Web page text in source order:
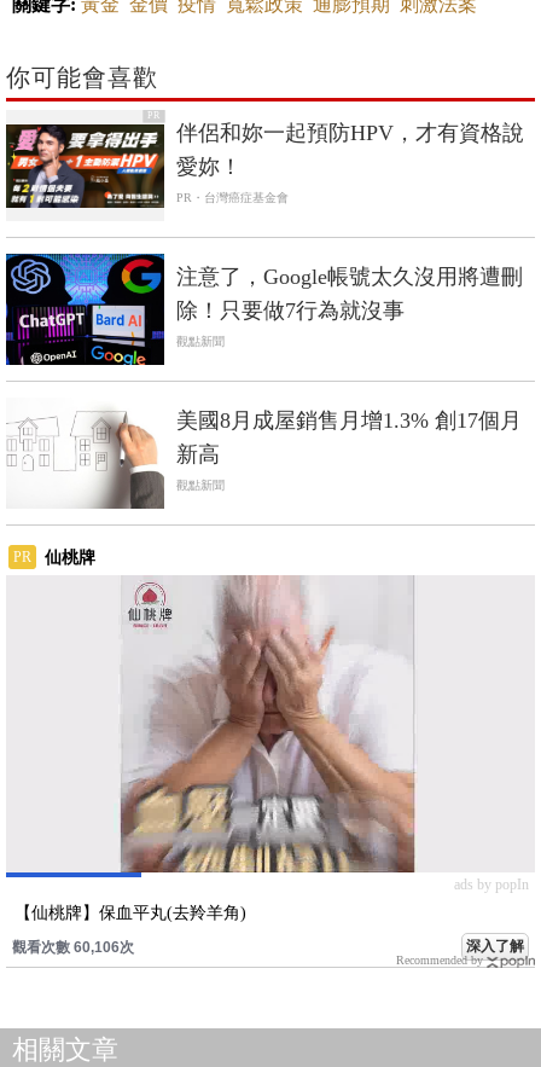
關鍵字: 黃金 金價 疫情 寬鬆政策 通膨預期 刺激法案
你可能會喜歡
PR
伴侶和妳一起預防HPV，才有資格說
愛妳！
PR・台灣癌症基金會
注意了，Google帳號太久沒用將遭刪
除！只要做7行為就沒事
觀點新聞
美國8月成屋銷售月增1.3% 創17個月
新高
觀點新聞
PR 仙桃牌
ads by popIn
【仙桃牌】保血平丸(去羚羊角)
觀看次數 60,106次 深入了解
Recommended by
相關文章